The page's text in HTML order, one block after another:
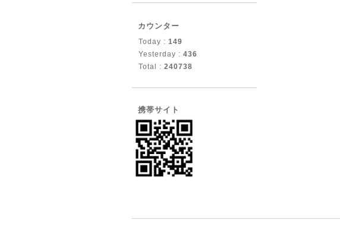
カウンター
Today : 149
Yesterday : 436
Total : 240738
携帯サイト